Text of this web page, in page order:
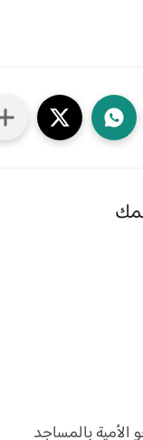
بالمساجد